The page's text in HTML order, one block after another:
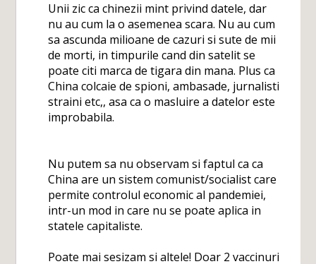
Unii zic ca chinezii mint privind datele, dar
nu au cum la o asemenea scara. Nu au cum
sa ascunda milioane de cazuri si sute de mii
de morti, in timpurile cand din satelit se
poate citi marca de tigara din mana. Plus ca
China colcaie de spioni, ambasade, jurnalisti
straini etc,, asa ca o masluire a datelor este
improbabila.
Nu putem sa nu observam si faptul ca ca
China are un sistem comunist/socialist care
permite controlul economic al pandemiei,
intr-un mod in care nu se poate aplica in
statele capitaliste.
Poate mai sesizam si altele! Doar 2 vaccinuri